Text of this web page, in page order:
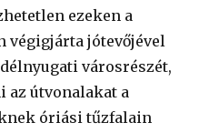
ezeken a
végigjárta jótevőjével
városrészét,
az útvonalakat a
óriási tűzfalain